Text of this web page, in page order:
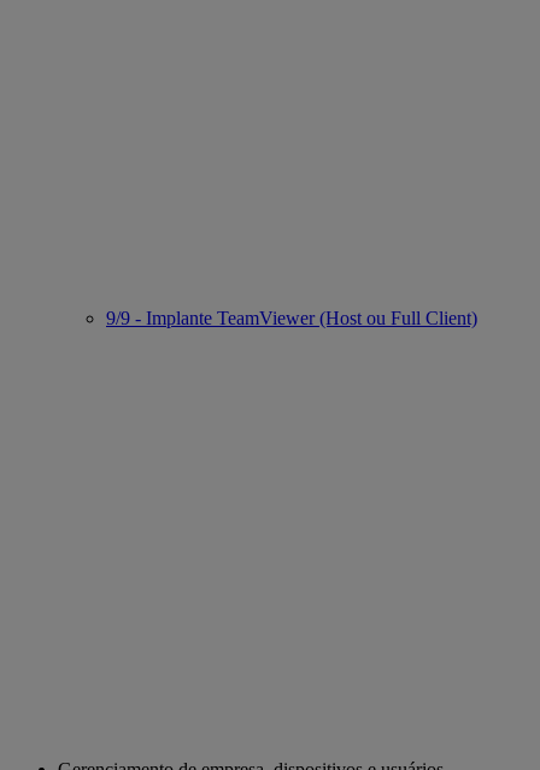
9/9 - Implante TeamViewer (Host ou Full Client)